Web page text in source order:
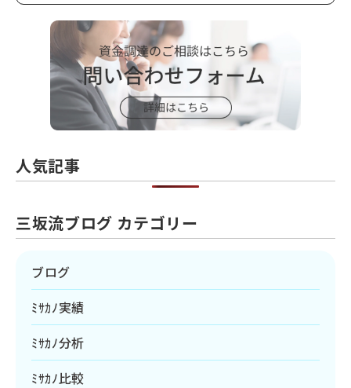
人気記事
三坂流ブログ カテゴリー
ブログ
ﾐｻｶﾉ実績
ﾐｻｶﾉ分析
ﾐｻｶﾉ比較